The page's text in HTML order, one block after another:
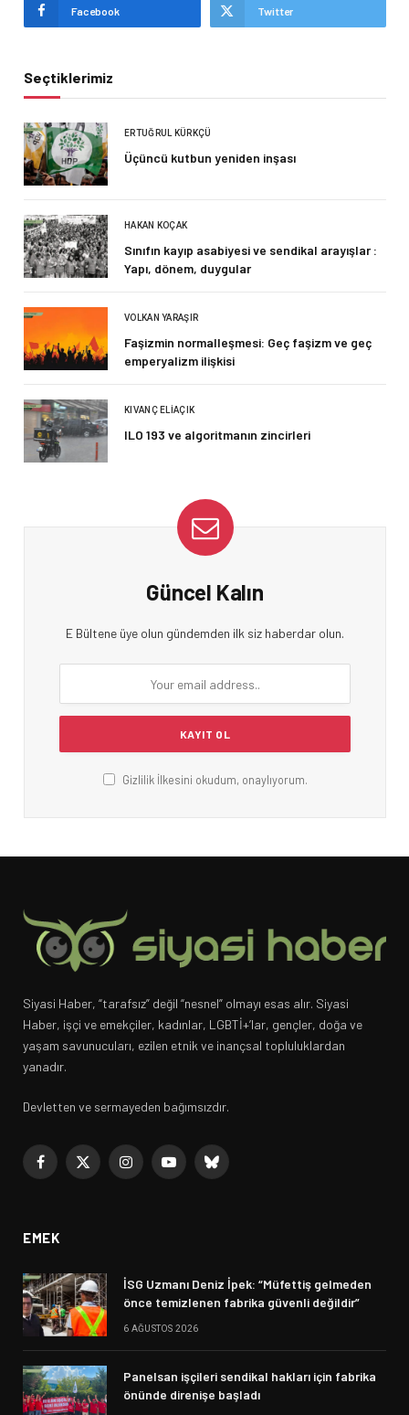
Facebook Twitter
Seçtiklerimiz
ERTUĞRUL KÜRKÇÜ
Üçüncü kutbun yeniden inşası
HAKAN KOÇAK
Sınıfın kayıp asabiyesi ve sendikal arayışlar :
Yapı, dönem, duygular
VOLKAN YARAŞIR
Faşizmin normalleşmesi: Geç faşizm ve geç
emperyalizm ilişkisi
KIVANÇ ELIAÇIK
ILO 193 ve algoritmanın zincirleri
Güncel Kalın
E Bültene üye olun gündemden ilk siz haberdar olun.
Gizlilik İlkesini okudum, onaylıyorum.
Siyasi Haber, “tarafsız” değil “nesnel” olmayı esas alır. Siyasi
Haber, işçi ve emekçiler, kadınlar, LGBTİ+’lar, gençler, doğa ve
yaşam savunucuları, ezilen etnik ve inançsal topluluklardan
yanadır.
Devletten ve sermayeden bağımsızdır.
Facebook
X
InstagramYouTubeBluesky
EMEK
İSG Uzmanı Deniz İpek: “Müfettiş gelmeden
önce temizlenen fabrika güvenli değildir”
6 AĞUSTOS 2026
Panelsan işçileri sendikal hakları için fabrika
önünde direnişe başladı